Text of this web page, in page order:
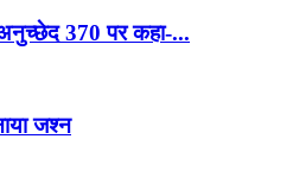
370 पर कहा-...
जश्न